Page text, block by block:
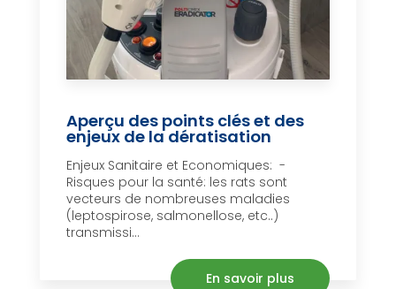
Aperçu des points clés et des
enjeux de la dératisation
Enjeux Sanitaire et Economiques: -
Risques pour la santé: les rats sont
vecteurs de nombreuses maladies
(leptospirose, salmonellose, etc..)
transmissi...
En savoir plus